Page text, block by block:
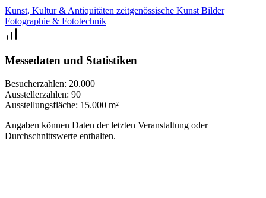
Kunst aus neuen Perspektiven zu betrachten. Die SPARK Art Fair
Vienna hat sich als Fixtermin für Sammler, Kunstinstitutionen und
Kunstinteressierte weltweit etabliert.
Kunst, Kultur & Antiquitäten zeitgenössische Kunst Bilder
Fotographie & Fototechnik
Messedaten und Statistiken
Besucherzahlen: 20.000
Ausstellerzahlen: 90
Ausstellungsfläche: 15.000 m²
Angaben können Daten der letzten Veranstaltung oder
Durchschnittswerte enthalten.